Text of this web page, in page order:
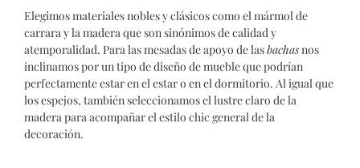
Elegimos materiales nobles y clásicos como el mármol de
carrara y la madera que son sinónimos de calidad y
atemporalidad. Para las mesadas de apoyo de lasbachasnos
inclinamos por un tipo de diseño de mueble que podrían
perfectamente estar en el estar o en el dormitorio. Al igual que
los espejos, también seleccionamos el lustre claro de la
madera para acompañar el estilo chic general de la
decoración.